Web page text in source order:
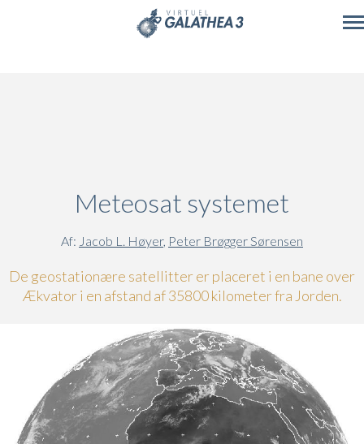
Meteosat systemet
Af: Jacob L. Høyer, Peter Brøgger Sørensen
De geostationære satellitter er placeret i en bane over
Ækvator i en afstand af 35800 kilometer fra Jorden.